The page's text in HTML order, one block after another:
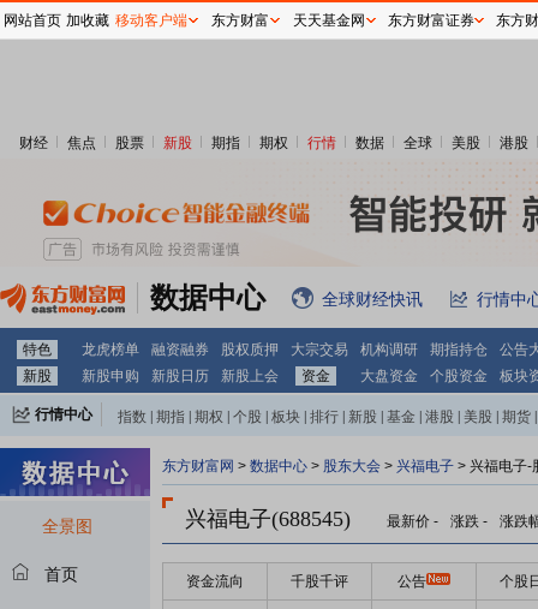
财经 焦点 股票 新股 期指 期权 行情 数据 全球 美股 港股
数据中心 全球财经快讯 行情中
特色 龙虎榜单 融资融券 股权质押 大宗交易 机构调研 期指持仓
公告
新股
新股申购 新股日历 新股上会 资金 大盘资金 个股资金 板块
行情中心 指数 期指 期权 个股 板块 排行 新股 基金 港股 美股 期货
全景图
首页
东方财富网 > 数据中心 > 股东大会 > 兴福电子 > 兴福电子-
兴福电子(688545) 最新价 - 涨跌 - 涨跌
资金流向 千股千评 公告 个股
网站首页 加收藏 移动客户端 东方财富 天天基金网 东方财富证券 东方